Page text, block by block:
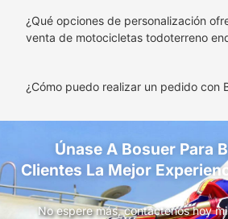
¿Qué opciones de personalización
venta de motocicletas todoterreno
¿Cómo puedo realizar un pedido con
Únase A Bosuer Para
Clientes La Mejor
No espere más, contáctenos hoy